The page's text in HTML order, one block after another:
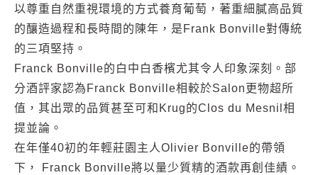
以尊重自然重視環境的方式養育葡萄，著重細膩高品質
的釀造過程和長時間的陳年，是Frank Bonville對傳統
的三項堅持。
Franck Bonville的白中白香檳尤其令人印象深刻。部
分酒評家認為Franck Bonville相較於Salon更物超所
值，其出眾的品質甚至可和Krug的Clos du Mesnil相
提並論。
在年僅40初的年輕莊園主人Olivier Bonville的帶領
下， Franck Bonville將以量少質精的酒款再創佳績。